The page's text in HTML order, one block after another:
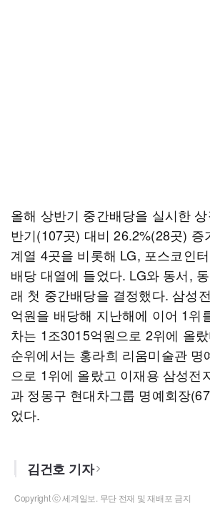
올해 상반기 중간배당을 실시한
반기(107곳) 대비 26.2%(28곳) 증
계열 4곳을 비롯해 LG, 포스코인
배당 대열에 들었다. LG와 동서,
래 첫 중간배당을 결정했다. 삼성
억원을 배당해 지난해에 이어 1위
차는 1조3015억원으로 2위에 올
순위에서는 홍라희 리움미술관 명
으로 1위에 올랐고 이재용 삼성전
과 정몽구 현대차그룹 명예회장
었다.
김건호 기자
Copyright ⓒ 세계일보. 무단 전재 및 재배포 금지